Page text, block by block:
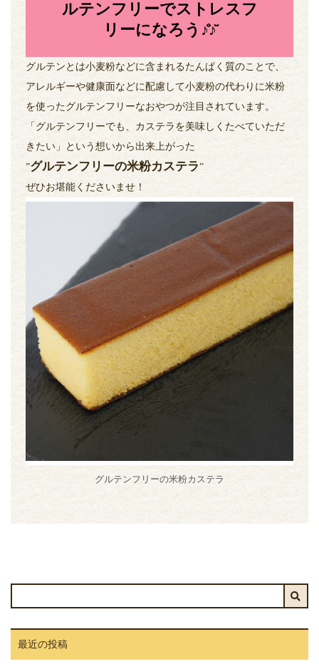
ルテンフリーでストレスフ
リーになろう♪̊̈♪̆̈
グルテンとは小麦粉などに含まれるたんぱく質のことで、
アレルギーや健康面などに配慮して小麦粉の代わりに米粉
を使ったグルテンフリーなおやつが注目されています。
「グルテンフリーでも、カステラを美味しくたべていただ
きたい」という想いから出来上がった
”グルテンフリーの米粉カステラ”
ぜひお堪能くださいませ！
グルテンフリーの米粉カステラ
最近の投稿